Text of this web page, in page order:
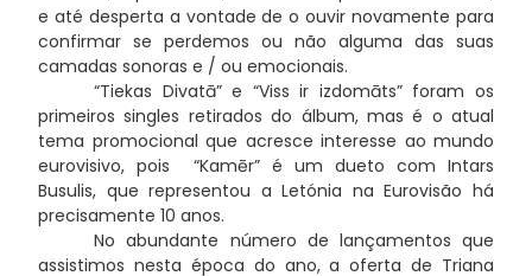
e até desperta a vontade de o ouvir novamente para
confirmar se perdemos ou não alguma das suas
camadas sonoras e / ou emocionais.
“Tiekas Divatā” e “Viss ir izdomāts” foram os
primeiros singles retirados do álbum, mas é o atual
tema promocional que acresce interesse ao mundo
eurovisivo, pois “Kamēr” é um dueto com Intars
Busulis, que representou a Letónia na Eurovisão há
precisamente 10 anos.
No abundante número de lançamentos que
assistimos nesta época do ano, a oferta de Triana